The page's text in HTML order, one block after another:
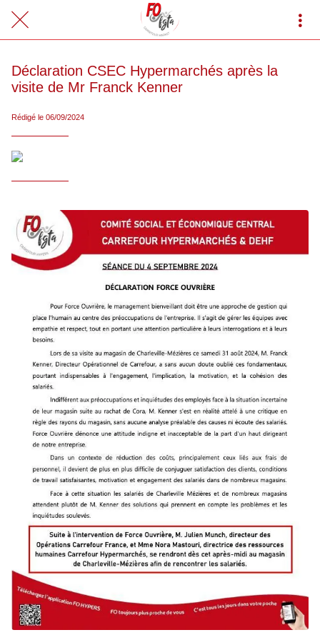
Déclaration CSEC Hypermarchés après la
visite de Mr Franck Kenner
Rédigé le 06/09/2024